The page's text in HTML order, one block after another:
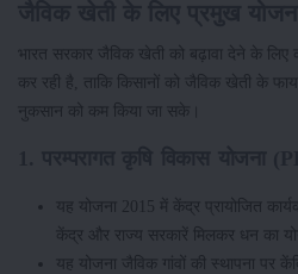
भारत सरकार जैविक खेती को बढ़ावा देने के
कर रही है, ताकि किसानों को जैविक खेती के
नुकसान को कम किया जा सके।
यह योजना 2015 में केंद्र प्रायोजित
केंद्र और राज्य सरकारें मिलकर धन का
यह योजना जैविक गांवों की स्थापना पर